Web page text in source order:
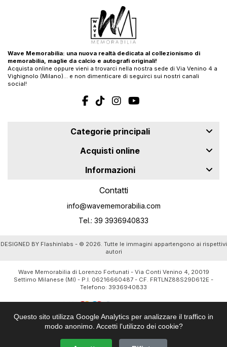
Questo sito utilizza Google Analytics per analizzare il traffico in
modo anonimo. Accetti l'utilizzo dei cookie?
Wave Memorabilia: una nuova realtà dedicata al collezionismo di
memorabilia, maglie da calcio e autografi originali!
Acquista online oppure vieni a trovarci nella nostra sede di Via Venino 4 a
Vighignolo (Milano)… e non dimenticare di seguirci sui nostri canali
social!
Categorie principali
Acquisti online
Informazioni
Contatti
info@wavememorabilia.com
Tel.: 39 3936940833
DESIGNED BY Flashinlabs - © 2026. Tutte le immagini appartengono ai rispettivi
autori
Wave Memorabilia di Lorenzo Fortunati - Via Conti Venino 4, 20019
Settimo Milanese (MI) - P.I. 06216660487 - CF. FRTLNZ88S29D612E -
Telefono: 3936940833